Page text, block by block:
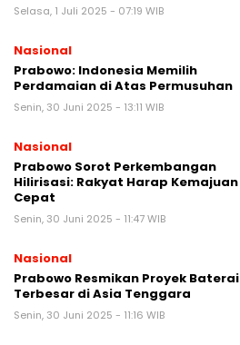
Selasa, 1 Juli 2025 - 07:19 WIB
Nasional
Prabowo: Indonesia Memilih
Perdamaian di Atas Permusuhan
Senin, 30 Juni 2025 - 13:11 WIB
Nasional
Prabowo Sorot Perkembangan
Hilirisasi: Rakyat Harap Kemajuan
Cepat
Senin, 30 Juni 2025 - 11:47 WIB
Nasional
Prabowo Resmikan Proyek Baterai
Terbesar di Asia Tenggara
Senin, 30 Juni 2025 - 11:16 WIB